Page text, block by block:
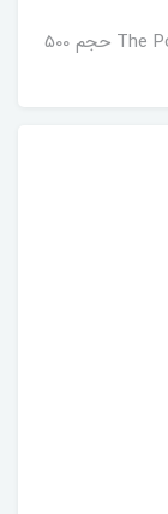
شامپو سولاریوم همپ مدل The Potted Plant حجم 500